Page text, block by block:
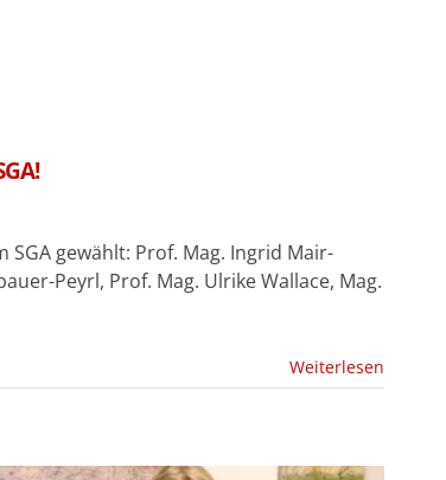
gewählt: Prof. Mag. Ingrid Mair-
Peyrl, Prof. Mag. Ulrike Wallace, Mag.
Weiterlesen